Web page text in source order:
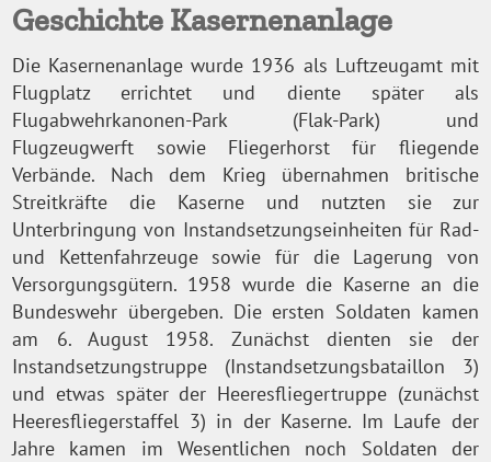
Geschichte Kasernenanlage
Die Kasernenanlage wurde 1936 als Luftzeugamt mit
Flugplatz errichtet und diente später als
Flugabwehrkanonen-Park (Flak-Park) und
Flugzeugwerft sowie Fliegerhorst für fliegende
Verbände. Nach dem Krieg übernahmen britische
Streitkräfte die Kaserne und nutzten sie zur
Unterbringung von Instandsetzungseinheiten für Rad-
und Kettenfahrzeuge sowie für die Lagerung von
Versorgungsgütern. 1958 wurde die Kaserne an die
Bundeswehr übergeben. Die ersten Soldaten kamen
am 6. August 1958. Zunächst dienten sie der
Instandsetzungstruppe (Instandsetzungsbataillon 3)
und etwas später der Heeresfliegertruppe (zunächst
Heeresfliegerstaffel 3) in der Kaserne. Im Laufe der
Jahre kamen im Wesentlichen noch Soldaten der